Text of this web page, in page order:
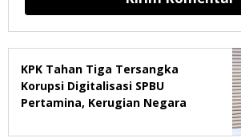
KPK Tahan Tiga Tersangka
Korupsi Digitalisasi SPBU
Pertamina, Kerugian Negara